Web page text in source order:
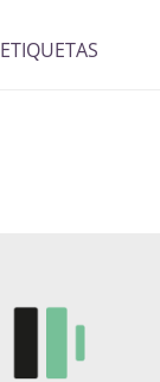
ETIQUETAS